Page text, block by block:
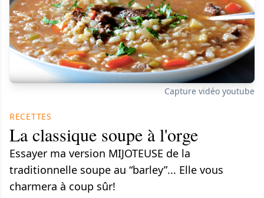
Capture vidéo youtube
RECETTES
La classique soupe à l'orge
Essayer ma version MIJOTEUSE de la
traditionnelle soupe au “barley”... Elle vous
charmera à coup sûr!